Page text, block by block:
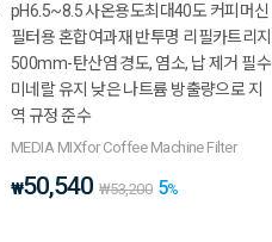
pH6.5~8.5 사온용도최대40도 커피머신
필터용 혼합여과재 반투명 리필카트리지
500mm-탄산염 경도, 염소, 납 제거 필수
미네랄 유지 낮은 나트륨 방출량으로 지
역 규정 준수
MEDIA MIXfor Coffee Machine Filter
₩50,540 ₩53,200 5%